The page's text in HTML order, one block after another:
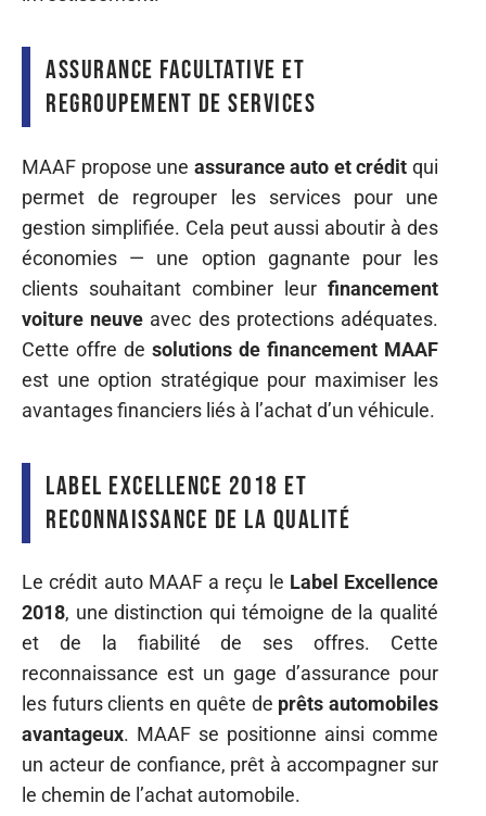
Assurance facultative et
regroupement de services
MAAF propose une assurance auto et crédit qui
permet de regrouper les services pour une
gestion simplifiée. Cela peut aussi aboutir à des
économies — une option gagnante pour les
clients souhaitant combiner leur financement
voiture neuve avec des protections adéquates.
Cette offre de solutions de financement MAAF
est une option stratégique pour maximiser les
avantages financiers liés à l’achat d’un véhicule.
Label Excellence 2018 et
reconnaissance de la qualité
Le crédit auto MAAF a reçu le Label Excellence
2018, une distinction qui témoigne de la qualité
et de la fiabilité de ses offres. Cette
reconnaissance est un gage d’assurance pour
les futurs clients en quête de prêts automobiles
avantageux. MAAF se positionne ainsi comme
un acteur de confiance, prêt à accompagner sur
le chemin de l’achat automobile.